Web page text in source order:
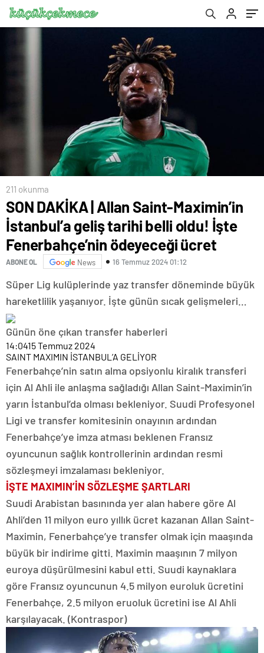
Fenerbahçe’nin ödeyeceği ücret
211 okunma
SON DAKİKA | Allan Saint-Maximin’in
İstanbul’a geliş tarihi belli oldu! İşte
Fenerbahçe’nin ödeyeceği ücret
ABONE OL News 16 Temmuz 2024 01:12
Süper Lig kulüplerinde yaz transfer döneminde büyük
hareketlilik yaşanıyor. İşte günün sıcak gelişmeleri…
Günün öne çıkan transfer haberleri
14:0415 Temmuz 2024
SAINT MAXIMIN İSTANBUL’A GELİYOR
Fenerbahçe’nin satın alma opsiyonlu kiralık transferi
için Al Ahli ile anlaşma sağladığı Allan Saint-Maximin’in
yarın İstanbul’da olması bekleniyor. Suudi Profesyonel
Ligi ve transfer komitesinin onayının ardından
Fenerbahçe’ye imza atması beklenen Fransız
oyuncunun sağlık kontrollerinin ardından resmi
sözleşmeyi imzalaması bekleniyor.
İŞTE MAXIMIN’İN SÖZLEŞME ŞARTLARI
Suudi Arabistan basınında yer alan habere göre Al
Ahli’den 11 milyon euro yıllık ücret kazanan Allan Saint-
Maximin, Fenerbahçe’ye transfer olmak için maaşında
büyük bir indirime gitti. Maximin maaşının 7 milyon
euroya düşürülmesini kabul etti. Suudi kaynaklara
göre Fransız oyuncunun 4.5 milyon euroluk ücretini
Fenerbahçe, 2.5 milyon eruoluk ücretini ise Al Ahli
karşılayacak. (Kontraspor)